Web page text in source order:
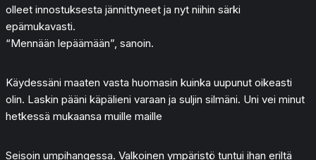
olleet innostuksesta jännittyneet ja nyt niihin särki
epämukavasti.
“Mennään lepäämään”, sanoin.
Käydessäni maaten vasta huomasin kuinka uupunut oikeasti
olin. Laskin pääni käpälieni varaan ja suljin silmäni. Uni vei minut
hetkessä mukaansa muille maille
Seisoin umpihangessa. Valkoinen ympäristö tuntui ihan eriltä